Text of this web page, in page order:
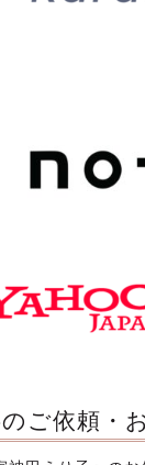
のご依頼・